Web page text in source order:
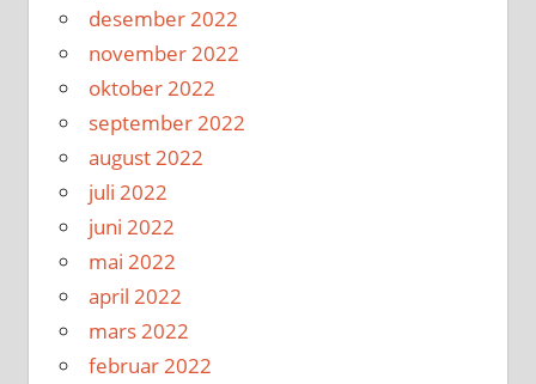
desember 2022
november 2022
oktober 2022
september 2022
august 2022
juli 2022
juni 2022
mai 2022
april 2022
mars 2022
februar 2022